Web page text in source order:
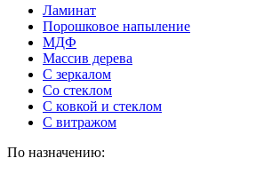
Ламинат
Порошковое напыление
МДФ
Массив дерева
С зеркалом
Со стеклом
С ковкой и стеклом
С витражом
По назначению: